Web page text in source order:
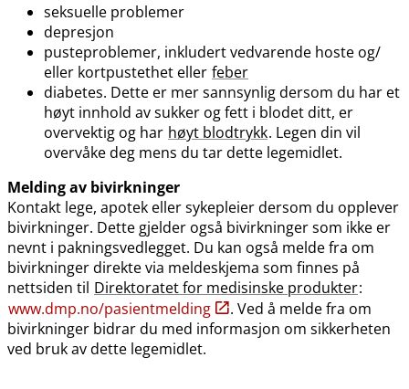
seksuelle problemer
depresjon
pusteproblemer, inkludert vedvarende hoste og​/​
eller kortpustethet eller feber
diabetes. Dette er mer sannsynlig dersom du har et
høyt innhold av sukker og fett i blodet ditt, er
overvektig og har høyt blodtrykk. Legen din vil
overvåke deg mens du tar dette legemidlet.
Melding av bivirkninger
Kontakt lege, apotek eller sykepleier dersom du opplever
bivirkninger. Dette gjelder også bivirkninger som ikke er
nevnt i pakningsvedlegget. Du kan også melde fra om
bivirkninger direkte via meldeskjema som finnes på
nettsiden til Direktoratet for medisinske produkter:
www.dmp.no​/​pasientmelding
. Ved å melde fra om
bivirkninger bidrar du med informasjon om sikkerheten
ved bruk av dette legemidlet.